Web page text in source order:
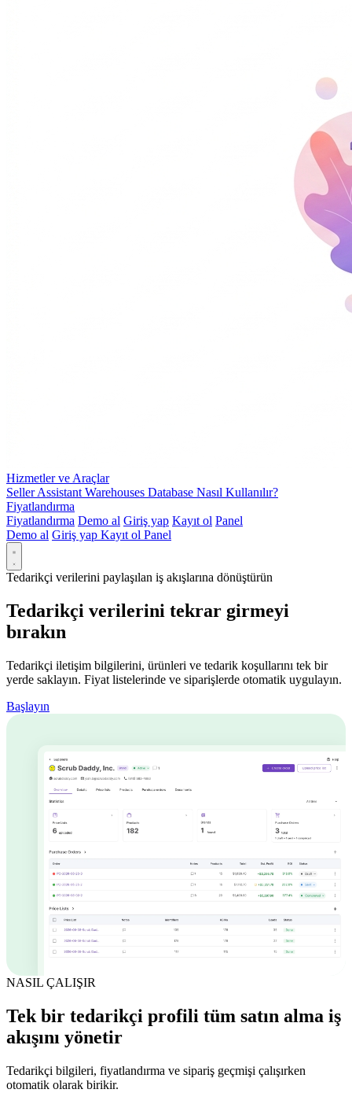
Hizmetler ve Araçlar
Seller Assistant Warehouses Database Nasıl Kullanılır?
Fiyatlandırma
Fiyatlandırma Demo al Giriş yap Kayıt ol Panel
Demo al Giriş yap Kayıt ol Panel
Tedarikçi verilerini paylaşılan iş akışlarına dönüştürün
Tedarikçi verilerini tekrar girmeyi
bırakın
Tedarikçi iletişim bilgilerini, ürünleri ve tedarik koşullarını tek bir
yerde saklayın. Fiyat listelerinde ve siparişlerde otomatik uygulayın.
Başlayın
NASIL ÇALIŞIR
Tek bir tedarikçi profili tüm satın alma iş
akışını yönetir
Tedarikçi bilgileri, fiyatlandırma ve sipariş geçmişi çalışırken
otomatik olarak birikir.